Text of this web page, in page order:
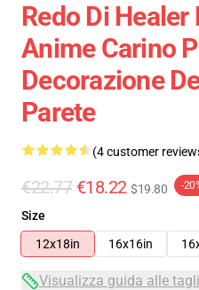
Redo Di
Anime Carino
Decorazione
Parete
(4 customer
€22.77 €18.22 $19.80 -
Size
12x18in
16x16in
Visualizza guida alle